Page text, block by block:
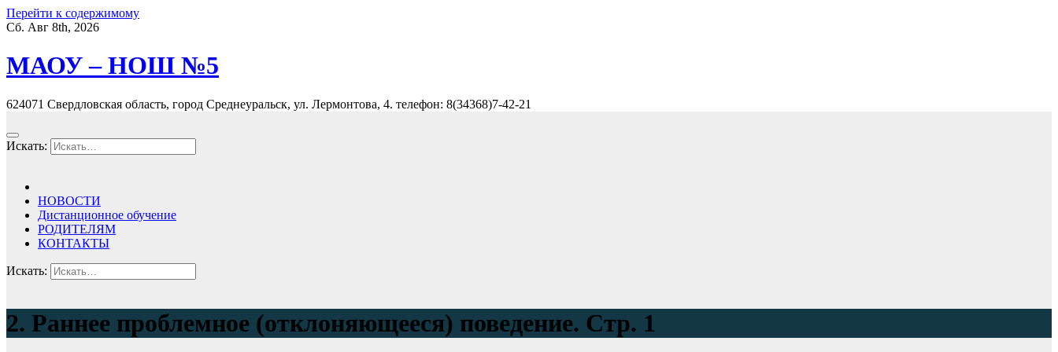
Перейти к содержимому
Сб. Авг 8th, 2026
МАОУ – НОШ №5
624071 Свердловская область, город Среднеуральск, ул. Лермонтова, 4. телефон: 8(34368)7-42-21
Искать:
НОВОСТИ
Дистанционное обучение
РОДИТЕЛЯМ
КОНТАКТЫ
Искать:
2. Раннее проблемное (отклоняющееся) поведение. Стр. 1